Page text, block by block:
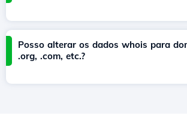
Posso alterar os dados whois para
.org, .com, etc.?